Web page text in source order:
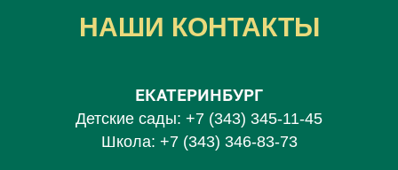
НАШИ КОНТАКТЫ
ЕКАТЕРИНБУРГ
Детские сады: +7 (343) 345-11-45
Школа: +7 (343) 346-83-73